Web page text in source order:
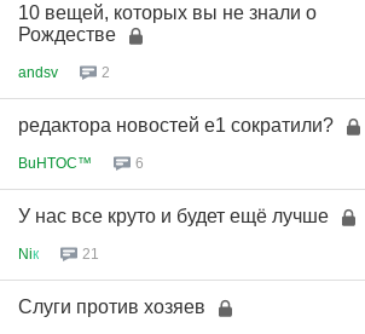
10 вещей, которых вы не знали о
Рождестве
andsv 2
редактора новостей е1 сократили?
BuHTOC™ 6
У нас все круто и будет ещё лучше
Niк 21
Слуги против хозяев